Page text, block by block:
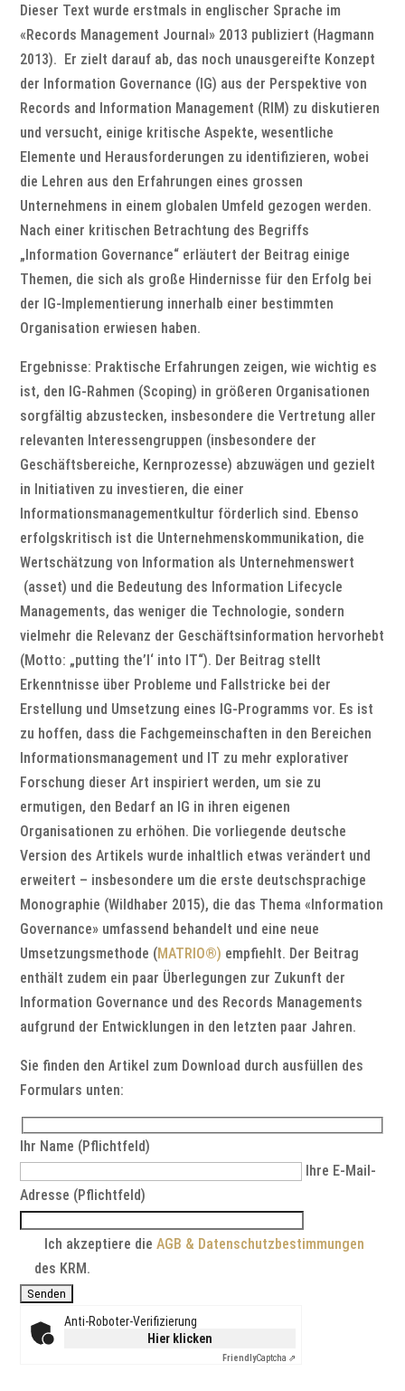
Dieser Text wurde erstmals in englischer Sprache im
«Records Management Journal» 2013 publiziert (Hagmann
2013). Er zielt darauf ab, das noch unausgereifte Konzept
der Information Governance (IG) aus der Perspektive von
Records and Information Management (RIM) zu diskutieren
und versucht, einige kritische Aspekte, wesentliche
Elemente und Herausforderungen zu identifizieren, wobei
die Lehren aus den Erfahrungen eines grossen
Unternehmens in einem globalen Umfeld gezogen werden.
Nach einer kritischen Betrachtung des Begriffs
„Information Governance“ erläutert der Beitrag einige
Themen, die sich als große Hindernisse für den Erfolg bei
der IG-Implementierung innerhalb einer bestimmten
Organisation erwiesen haben.
Ergebnisse: Praktische Erfahrungen zeigen, wie wichtig es
ist, den IG-Rahmen (Scoping) in größeren Organisationen
sorgfältig abzustecken, insbesondere die Vertretung aller
relevanten Interessengruppen (insbesondere der
Geschäftsbereiche, Kernprozesse) abzuwägen und gezielt
in Initiativen zu investieren, die einer
Informationsmanagementkultur förderlich sind. Ebenso
erfolgskritisch ist die Unternehmenskommunikation, die
Wertschätzung von Information als Unternehmenswert
(asset) und die Bedeutung des Information Lifecycle
Managements, das weniger die Technologie, sondern
vielmehr die Relevanz der Geschäftsinformation hervorhebt
(Motto: „putting the’I‘ into IT“). Der Beitrag stellt
Erkenntnisse über Probleme und Fallstricke bei der
Erstellung und Umsetzung eines IG-Programms vor. Es ist
zu hoffen, dass die Fachgemeinschaften in den Bereichen
Informationsmanagement und IT zu mehr explorativer
Forschung dieser Art inspiriert werden, um sie zu
ermutigen, den Bedarf an IG in ihren eigenen
Organisationen zu erhöhen. Die vorliegende deutsche
Version des Artikels wurde inhaltlich etwas verändert und
erweitert – insbesondere um die erste deutschsprachige
Monographie (Wildhaber 2015), die das Thema «Information
Governance» umfassend behandelt und eine neue
Umsetzungsmethode (MATRIO®) empfiehlt. Der Beitrag
enthält zudem ein paar Überlegungen zur Zukunft der
Information Governance und des Records Managements
aufgrund der Entwicklungen in den letzten paar Jahren.
Sie finden den Artikel zum Download durch ausfüllen des
Formulars unten:
Ihr Name (Pflichtfeld)
Ihre E-Mail-
Adresse (Pflichtfeld)
Ich akzeptiere dieAGB & Datenschutzbestimmungen
des KRM.
Anti-Roboter-Verifizierung
Hier klicken
FriendlyCaptcha ⇗